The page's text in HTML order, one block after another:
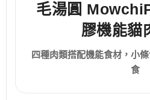
毛湯圓
膠機能貓
四種肉類搭配機能食材，小
食